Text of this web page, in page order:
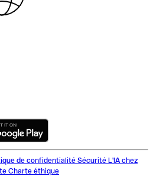
de confidentialité Sécurité L'IA chez
Charte éthique